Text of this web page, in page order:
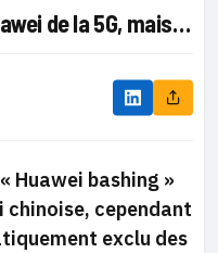
de la 5G, mais…
Huawei bashing »
chinoise, cependant
exclu des